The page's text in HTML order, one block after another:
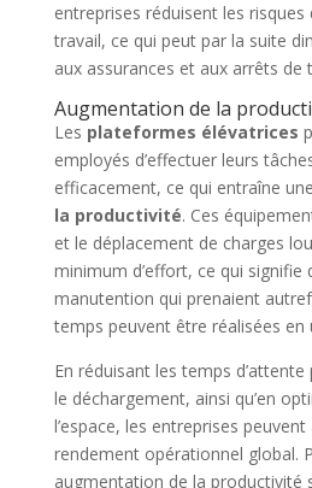
entreprises réduisent les risques
travail, ce qui peut par la suite
aux assurances et aux arrêts de
Augmentation de la
Les plateformes élévatrices
employés d’effectuer leurs
efficacement, ce qui entraîne une
la productivité. Ces
et le déplacement de charges
minimum d’effort, ce qui signifie
manutention qui prenaient
temps peuvent être réalisées en
En réduisant les temps
le déchargement, ainsi qu’en
l’espace, les entreprises
rendement opérationnel global.
augmentation de la productivité